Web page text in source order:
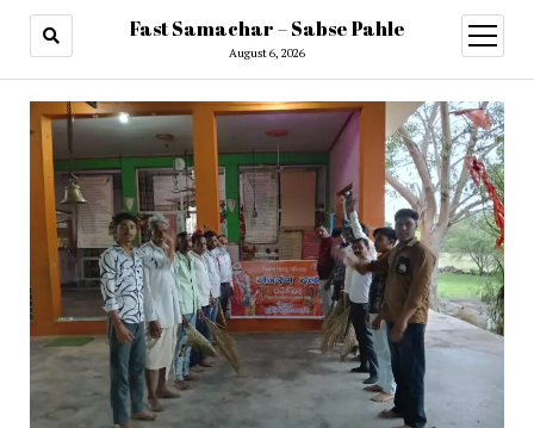
Fast Samachar – Sabse Pahle
August 6, 2026
open
menu